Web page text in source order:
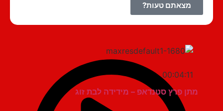
מצאתם טעות?
00:04:11
מתן פרץ סטנדאפ – מידידה לבת זוג